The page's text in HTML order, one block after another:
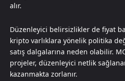
alır.
Düzenleyici belirsizlikler de fiyat
kripto varlıklara yönelik politika
satış dalgalarına neden olabilir.
projeler, düzenleyici netlik
kazanmakta zorlanır.